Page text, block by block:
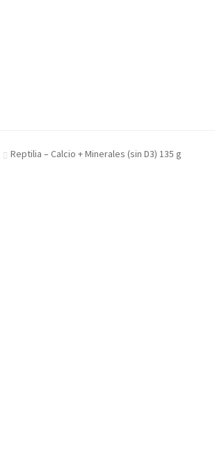
Reptilia – Calcio + Minerales (sin D3) 135 g